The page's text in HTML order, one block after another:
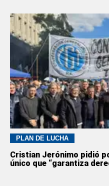
PLAN DE LUCHA
Cristian Jerónimo pidió
único que “garantiza